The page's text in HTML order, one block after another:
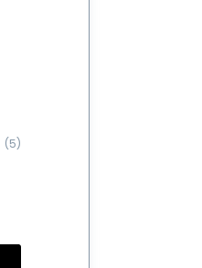
(5)